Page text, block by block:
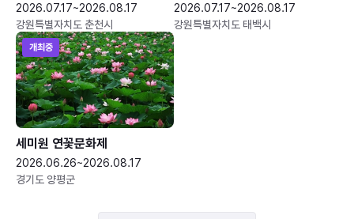
2026.07.17~2026.08.17
강원특별자치도 춘천시
2026.07.17~2026.08.17
강원특별자치도 태백시
개최중
세미원 연꽃문화제
2026.06.26~2026.08.17
경기도 양평군